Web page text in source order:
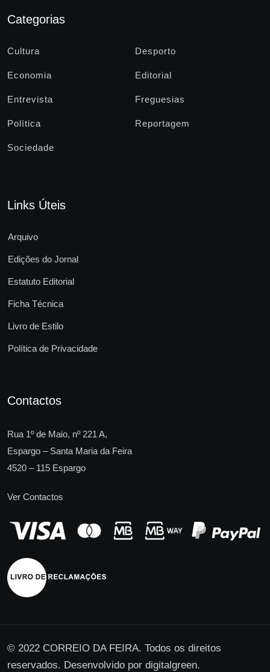
Categorias
Cultura Desporto
Economia Editorial
Entrevista Freguesias
Política Reportagem
Sociedade
Links Úteis
Arquivo
Edições do Jornal
Estatuto Editorial
Ficha Técnica
Livro de Estilo
Política de Privacidade
Contactos
Rua 1º de Maio, nº 221 A,
Espargo – Santa Maria da Feira
4520 – 115 Espargo
Ver Contactos
© 2022 CORREIO DA FEIRA. Todos os direitos
reservados. Desenvolvido por digitalgreen.